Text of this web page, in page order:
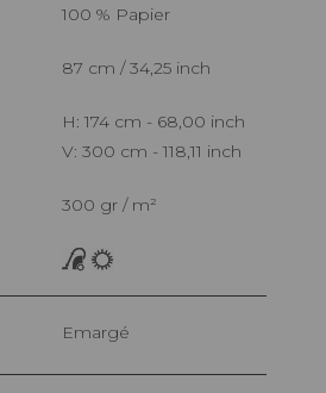
100 % Papier
87 cm / 34,25 inch
H: 174 cm - 68,00 inch
V: 300 cm - 118,11 inch
300 gr / m²
Emargé